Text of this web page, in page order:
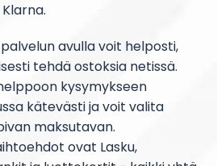
avulla voit helposti,
tehdä ostoksia netissä.
kysymykseen
kätevästi ja voit valita
maksutavan.
ovat Lasku,